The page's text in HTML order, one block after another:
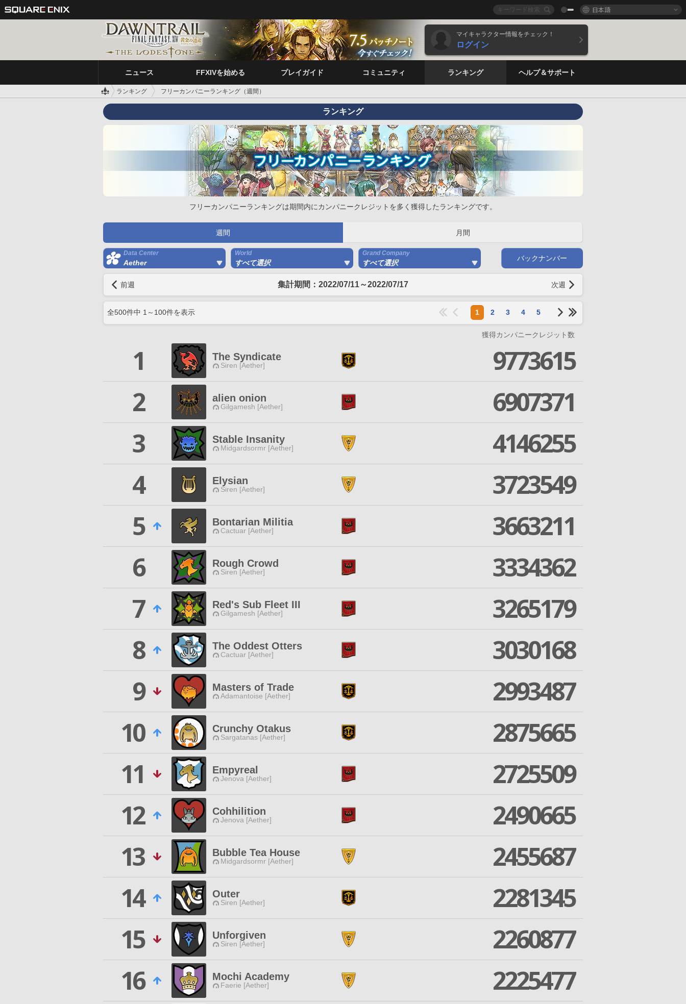
日本語
マイキャラクター情報をチェック！
ログイン
ニュース FFXIVを始める プレイガイド コミュニティ ランキング ヘルプ＆サポート
ランキング フリーカンパニーランキング（週間）
ランキング
フリーカンパニーランキングは期間内にカンパニークレジットを多く獲得したランキングです。
週間 月間
Data Center
Aether
World
すべて選択
Grand Company
すべて選択
バックナンバー
前週 集計期間：2022/07/11～2022/07/17 次週
全500件中 1 ～ 100件を表示 1 2 3 4 5
獲得カンパニークレジット数
1 The Syndicate
Siren [Aether]
9773615
2
alien onion
Gilgamesh [Aether]
6907371
3
Stable Insanity
Midgardsormr [Aether]
4146255
4
Elysian
Siren [Aether]
3723549
5
Bontarian Militia
Cactuar [Aether]
3663211
6
Rough Crowd
Siren [Aether]
3334362
7
Red's Sub Fleet III
Gilgamesh [Aether]
3265179
8
The Oddest Otters
Cactuar [Aether]
3030168
9
Masters of Trade
Adamantoise [Aether]
2993487
10
Crunchy Otakus
Sargatanas [Aether]
2875665
11
Empyreal
Jenova [Aether]
2725509
12
Cohhilition
Jenova [Aether]
2490665
13
Bubble Tea House
Midgardsormr [Aether]
2455687
14
Outer
Siren [Aether]
2281345
15
Unforgiven
Siren [Aether]
2260877
16
Mochi Academy
Faerie [Aether]
2225477